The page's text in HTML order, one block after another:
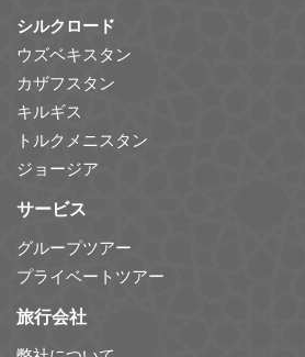
シルクロード
ウズベキスタン
カザフスタン
キルギス
トルクメニスタン
ジョージア
サービス
グループツアー
プライベートツアー
旅行会社